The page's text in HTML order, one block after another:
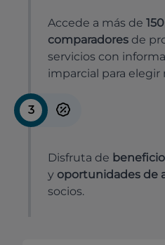
Accede a más de 150
comparadores de
servicios con
imparcial para elegir
3
Disfruta de
y oportunidades de
socios.